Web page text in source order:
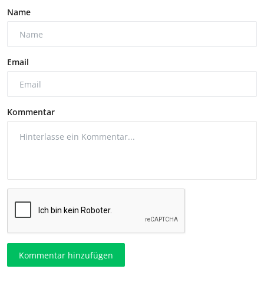
Name
Email
Kommentar
Kommentar hinzufügen